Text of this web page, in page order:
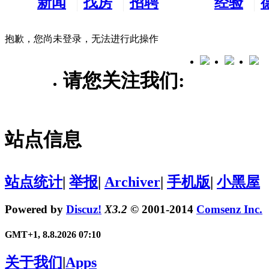
抱歉，您尚未登录，无法进行此操作
请您关注我们:
站点信息
站点统计| 举报| Archiver| 手机版| 小黑屋
Powered by Discuz! X3.2 © 2001-2014 Comsenz Inc.
GMT+1, 8.8.2026 07:10
关于我们|Apps